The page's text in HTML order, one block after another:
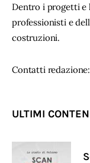
Dentro i progetti e
professionisti e
costruzioni.
Contatti redazione:
ULTIMI